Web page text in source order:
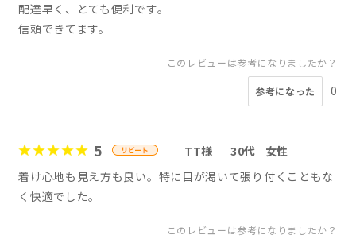
配達早く、とても便利です。
信頼できてます。
このレビューは参考になりましたか？
参考になった 0
5 TT様 30代
女性
着け心地も見え方も良い。特に目が渇いて張り付くこともな
く快適でした。
このレビューは参考になりましたか？